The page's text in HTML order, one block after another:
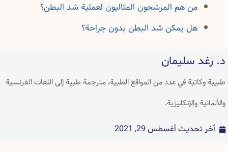
من هم المرشحون المثاليون لعملية شد البطن؟
هل يمكن شد البطن بدون جراحة؟
د. رغد سليمان
طبيبة وكاتبة في عدد من المواقع الطبية، مترجمة طبية إلى اللغات الفرنسية
والألمانية والإنكليزية.
أخر تحديثأغسطس 29, 2021